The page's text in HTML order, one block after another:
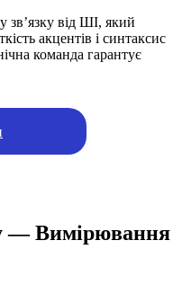
зв’язку від ШІ, який
акцентів і синтаксис
команда гарантує
— Вимірювання